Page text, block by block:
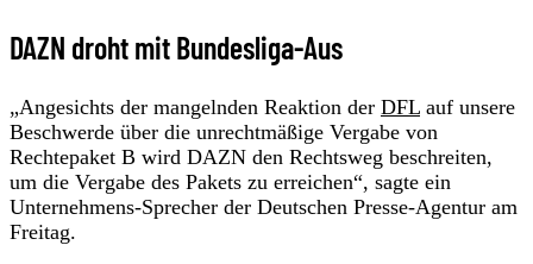
DAZN droht mit Bundesliga-Aus
„Angesichts der mangelnden Reaktion der DFL auf unsere
Beschwerde über die unrechtmäßige Vergabe von
Rechtepaket B wird DAZN den Rechtsweg beschreiten,
um die Vergabe des Pakets zu erreichen“, sagte ein
Unternehmens-Sprecher der Deutschen Presse-Agentur am
Freitag.